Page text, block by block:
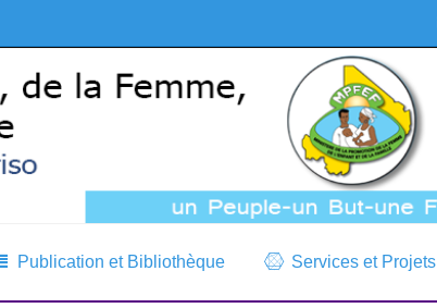
Publication et Bibliothèque Services et Projets